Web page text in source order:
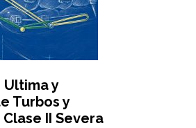
Ultima y
Turbos y
II Severa